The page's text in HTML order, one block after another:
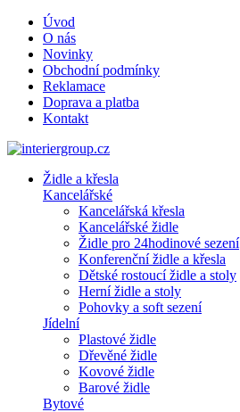
Úvod
O nás
Novinky
Obchodní podmínky
Reklamace
Doprava a platba
Kontakt
Židle a křesla
Kancelářské
Kancelářská křesla
Kancelářské židle
Židle pro 24hodinové sezení
Konferenční židle a křesla
Dětské rostoucí židle a stoly
Herní židle a stoly
Pohovky a soft sezení
Jídelní
Plastové židle
Dřevěné židle
Kovové židle
Barové židle
Bytové